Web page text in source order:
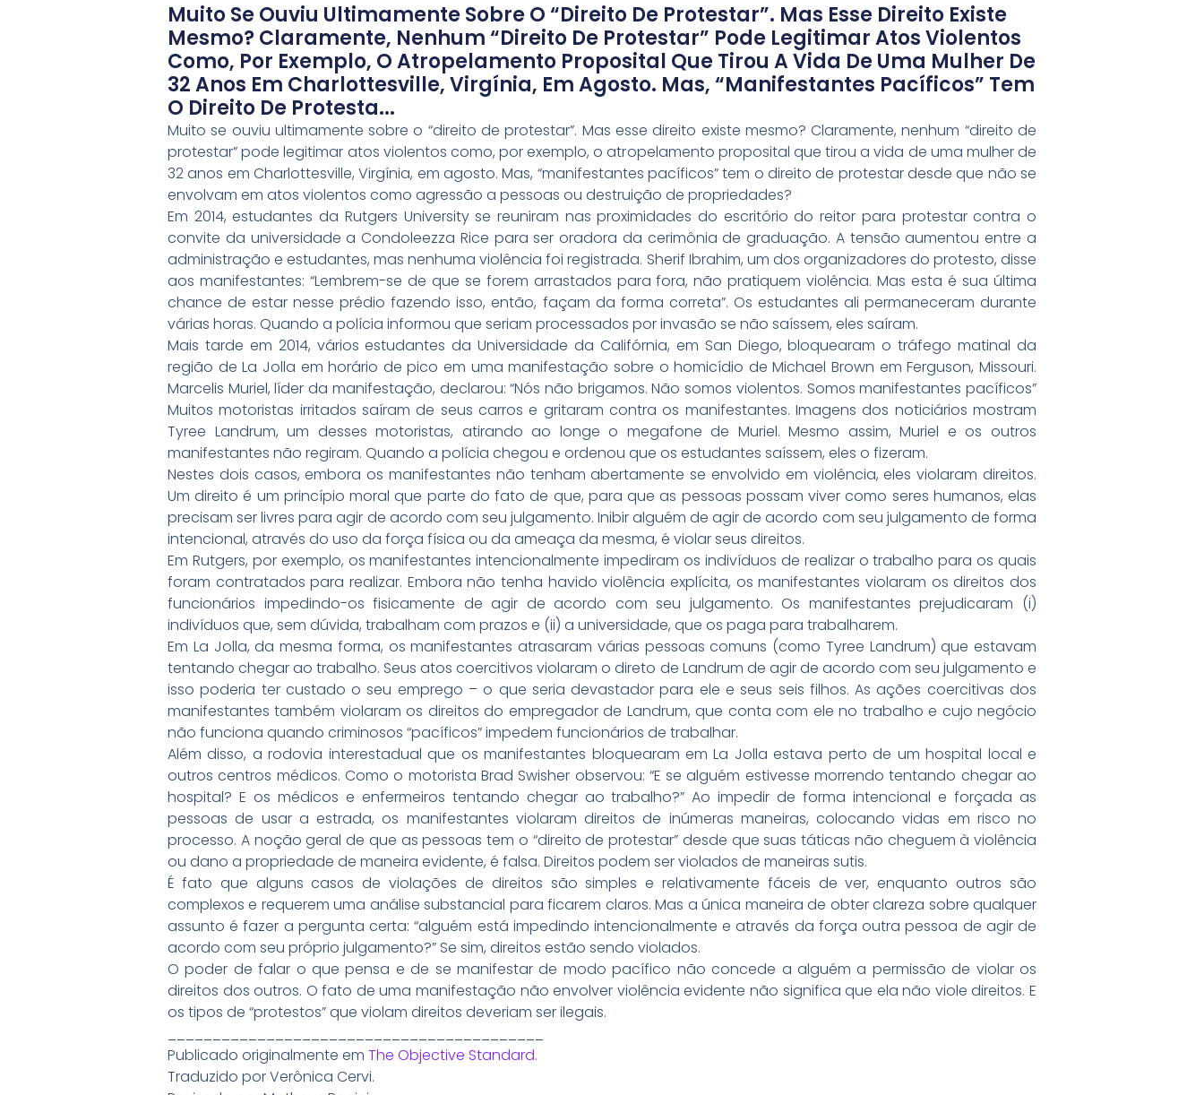
Muito Se Ouviu Ultimamente Sobre O “direito De Protestar”. Mas Esse Direito Existe
Mesmo? Claramente, Nenhum “direito De Protestar” Pode Legitimar Atos Violentos
Como, Por Exemplo, O Atropelamento Proposital Que Tirou A Vida De Uma Mulher De
32 Anos Em Charlottesville, Virgínia, Em Agosto. Mas, “manifestantes Pacíficos” Tem
O Direito De Protesta...
Muito se ouviu ultimamente sobre o “direito de protestar”. Mas esse direito existe mesmo? Claramente, nenhum “direito de
protestar” pode legitimar atos violentos como, por exemplo, o atropelamento proposital que tirou a vida de uma mulher de
32 anos em Charlottesville, Virgínia, em agosto. Mas, “manifestantes pacíficos” tem o direito de protestar desde que não se
envolvam em atos violentos como agressão a pessoas ou destruição de propriedades?
Em 2014, estudantes da Rutgers University se reuniram nas proximidades do escritório do reitor para protestar contra o
convite da universidade a Condoleezza Rice para ser oradora da cerimônia de graduação. A tensão aumentou entre a
administração e estudantes, mas nenhuma violência foi registrada. Sherif Ibrahim, um dos organizadores do protesto, disse
aos manifestantes: “Lembrem-se de que se forem arrastados para fora, não pratiquem violência. Mas esta é sua última
chance de estar nesse prédio fazendo isso, então, façam da forma correta”. Os estudantes ali permaneceram durante
várias horas. Quando a polícia informou que seriam processados por invasão se não saíssem, eles saíram.
Mais tarde em 2014, vários estudantes da Universidade da Califórnia, em San Diego, bloquearam o tráfego matinal da
região de La Jolla em horário de pico em uma manifestação sobre o homicídio de Michael Brown em Ferguson, Missouri.
Marcelis Muriel, líder da manifestação, declarou: “Nós não brigamos. Não somos violentos. Somos manifestantes pacíficos”
Muitos motoristas irritados saíram de seus carros e gritaram contra os manifestantes. Imagens dos noticiários mostram
Tyree Landrum, um desses motoristas, atirando ao longe o megafone de Muriel. Mesmo assim, Muriel e os outros
manifestantes não regiram. Quando a polícia chegou e ordenou que os estudantes saíssem, eles o fizeram.
Nestes dois casos, embora os manifestantes não tenham abertamente se envolvido em violência, eles violaram direitos.
Um direito é um princípio moral que parte do fato de que, para que as pessoas possam viver como seres humanos, elas
precisam ser livres para agir de acordo com seu julgamento. Inibir alguém de agir de acordo com seu julgamento de forma
intencional, através do uso da força física ou da ameaça da mesma, é violar seus direitos.
Em Rutgers, por exemplo, os manifestantes intencionalmente impediram os indivíduos de realizar o trabalho para os quais
foram contratados para realizar. Embora não tenha havido violência explícita, os manifestantes violaram os direitos dos
funcionários impedindo-os fisicamente de agir de acordo com seu julgamento. Os manifestantes prejudicaram (i)
indivíduos que, sem dúvida, trabalham com prazos e (ii) a universidade, que os paga para trabalharem.
Em La Jolla, da mesma forma, os manifestantes atrasaram várias pessoas comuns (como Tyree Landrum) que estavam
tentando chegar ao trabalho. Seus atos coercitivos violaram o direto de Landrum de agir de acordo com seu julgamento e
isso poderia ter custado o seu emprego – o que seria devastador para ele e seus seis filhos. As ações coercitivas dos
manifestantes também violaram os direitos do empregador de Landrum, que conta com ele no trabalho e cujo negócio
não funciona quando criminosos “pacíficos” impedem funcionários de trabalhar.
Além disso, a rodovia interestadual que os manifestantes bloquearam em La Jolla estava perto de um hospital local e
outros centros médicos. Como o motorista Brad Swisher observou: “E se alguém estivesse morrendo tentando chegar ao
hospital? E os médicos e enfermeiros tentando chegar ao trabalho?” Ao impedir de forma intencional e forçada as
pessoas de usar a estrada, os manifestantes violaram direitos de inúmeras maneiras, colocando vidas em risco no
processo. A noção geral de que as pessoas tem o “direito de protestar” desde que suas táticas não cheguem à violência
ou dano a propriedade de maneira evidente, é falsa. Direitos podem ser violados de maneiras sutis.
É fato que alguns casos de violações de direitos são simples e relativamente fáceis de ver, enquanto outros são
complexos e requerem uma análise substancial para ficarem claros. Mas a única maneira de obter clareza sobre qualquer
assunto é fazer a pergunta certa: “alguém está impedindo intencionalmente e através da força outra pessoa de agir de
acordo com seu próprio julgamento?” Se sim, direitos estão sendo violados.
O poder de falar o que pensa e de se manifestar de modo pacífico não concede a alguém a permissão de violar os
direitos dos outros. O fato de uma manifestação não envolver violência evidente não significa que ela não viole direitos. E
os tipos de “protestos” que violam direitos deveriam ser ilegais.
Publicado originalmente em The Objective Standard.
Traduzido por Verônica Cervi.